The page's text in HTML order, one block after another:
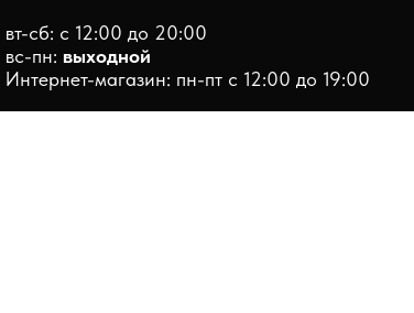
вт-сб: с 12:00 до 20:00
вс-пн: выходной
Интернет-магазин: пн-пт с 12:00 до 19:00